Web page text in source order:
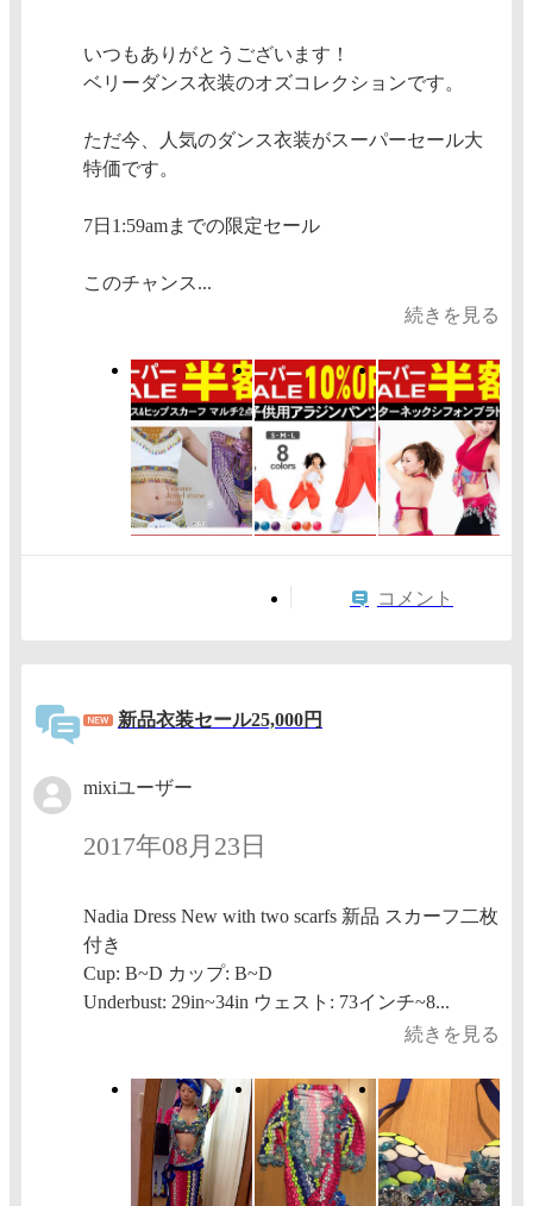
いつもありがとうございます！
ベリーダンス衣装のオズコレクションです。
ただ今、人気のダンス衣装がスーパーセール大
特価です。
7日1:59amまでの限定セール
このチャンス...
続きを見る
コメント
新品衣装セール25,000円
mixiユーザー
2017年08月23日
Nadia Dress New with two scarfs 新品 スカーフ二枚
付き
Cup: B~D カップ: B~D
Underbust: 29in~34in ウェスト: 73インチ~8...
続きを見る